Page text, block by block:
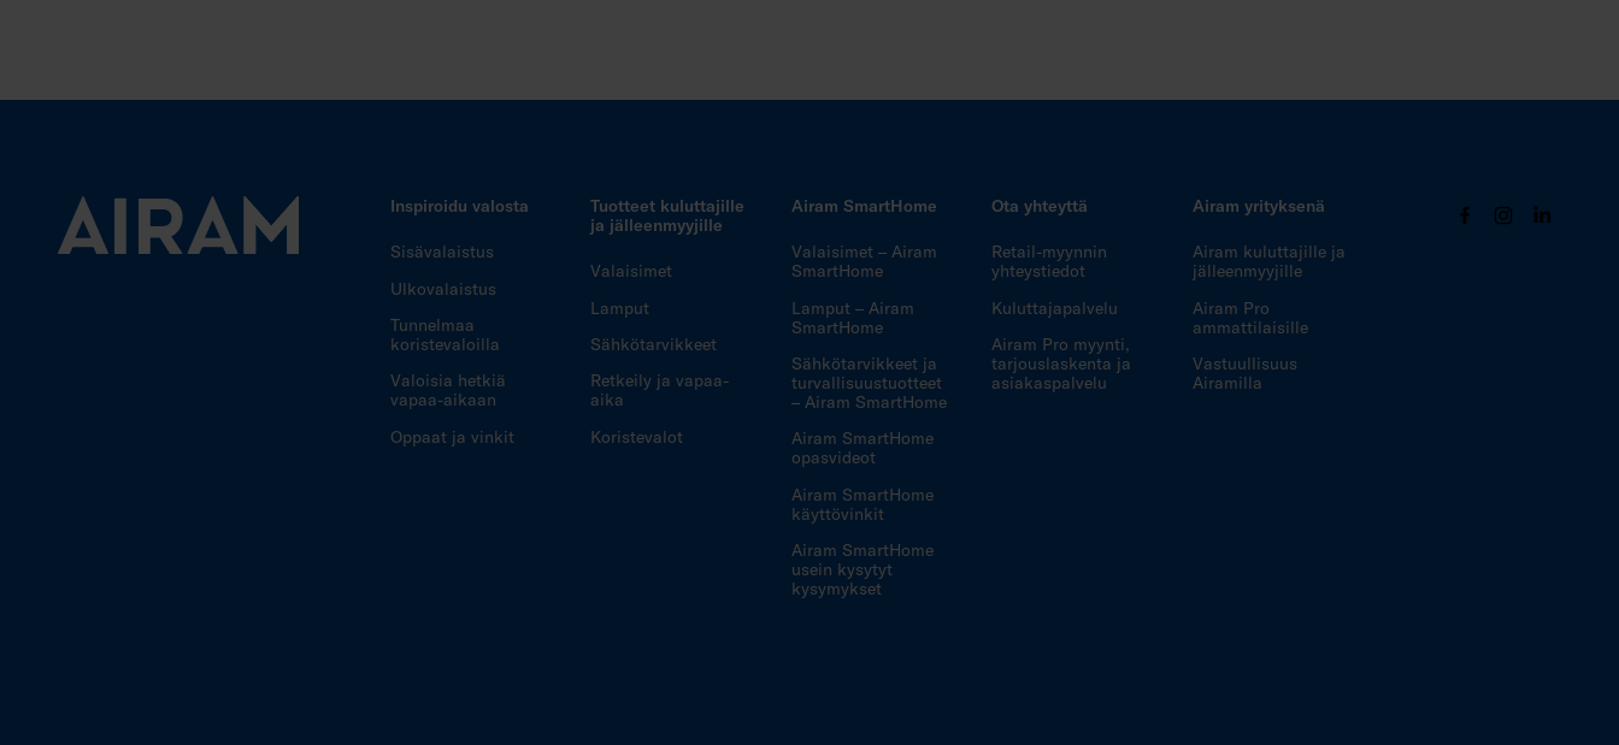
Inspiroidu valosta
Sisävalaistus
Ulkovalaistus
Tunnelmaa
koristevaloilla
Valoisia hetkiä
vapaa-aikaan
Oppaat ja vinkit
Tuotteet kuluttajille
ja jälleenmyyjille
Valaisimet
Lamput
Sähkötarvikkeet
Retkeily ja vapaa-
aika
Koristevalot
Airam SmartHome
Valaisimet – Airam
SmartHome
Lamput – Airam
SmartHome
Sähkötarvikkeet ja
turvallisuustuotteet
– Airam SmartHome
Airam SmartHome
opasvideot
Airam SmartHome
käyttövinkit
Airam SmartHome
usein kysytyt
kysymykset
Ota yhteyttä
Retail-myynnin
yhteystiedot
Kuluttajapalvelu
Airam Pro myynti,
tarjouslaskenta ja
asiakaspalvelu
Airam yrityksenä
Airam kuluttajille ja
jälleenmyyjille
Airam Pro
ammattilaisille
Vastuullisuus
Airamilla